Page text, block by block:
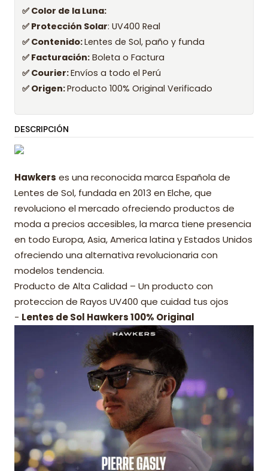
✅ Color de la Luna:
✅ Protección Solar: UV400 Real
✅ Contenido:Lentes de Sol, paño y funda
✅ Facturación: Boleta o Factura
✅ Courier:Envíos a todo el Perú
✅ Origen:Producto 100% Original Verificado
DESCRIPCIÓN
Hawkers es una reconocida marca Española de
Lentes de Sol, fundada en 2013 en Elche, que
revoluciono el mercado ofreciendo productos de
moda a precios accesibles, la marca tiene presencia
en todo Europa, Asia, America latina y Estados Unidos
ofreciendo una alternativa revolucionaria con
modelos tendencia.
Producto de Alta Calidad – Un producto con
proteccion de Rayos UV400 que cuidad tus ojos
- Lentes de Sol Hawkers 100% Original